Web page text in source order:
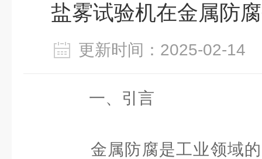
盐雾试验机在金属防
更新时间：2025-02-
一、引言
金属防腐是工业领域的